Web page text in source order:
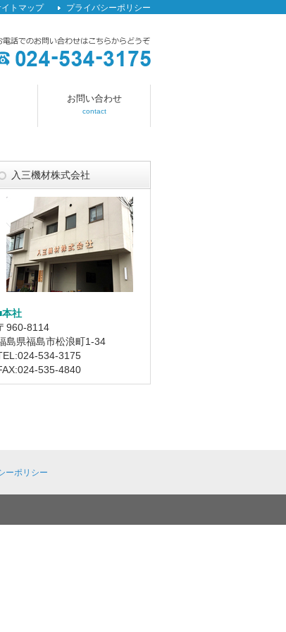
トマップ プライバシーポリシー
お問い合わせ
contact
入三機材株式会社
本社
960-8114
島県福島市松浪町1-34
534-3175
535-4840
ーポリシー